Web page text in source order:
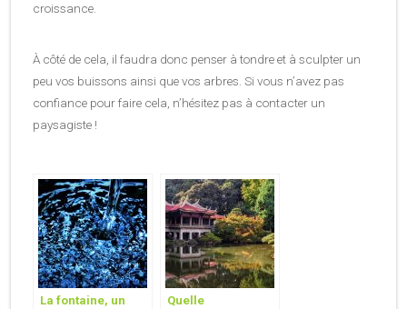
croissance.
À côté de cela, il faudra donc penser à tondre et à sculpter un
peu vos buissons ainsi que vos arbres. Si vous n’avez pas
confiance pour faire cela, n’hésitez pas à contacter un
paysagiste !
La fontaine, un
Quelle